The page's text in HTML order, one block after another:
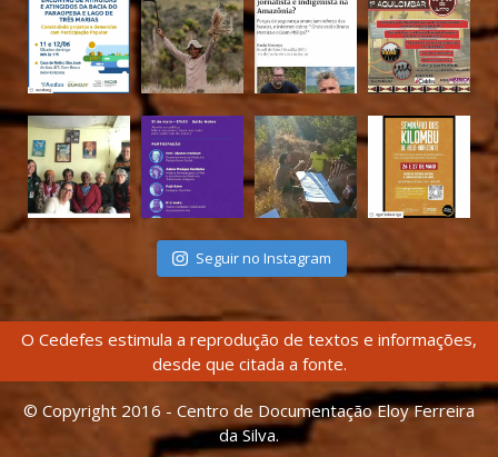
Seguir no Instagram
O Cedefes estimula a reprodução de textos e informações,
desde que citada a fonte.
© Copyright 2016 - Centro de Documentação Eloy Ferreira
da Silva.